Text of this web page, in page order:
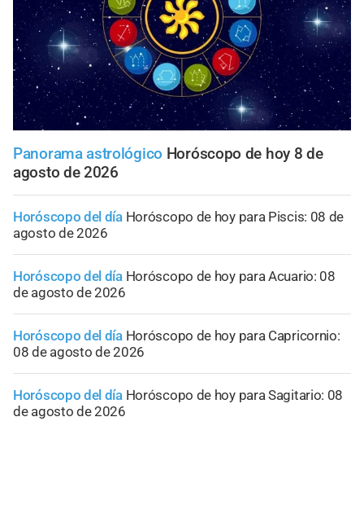
Panorama astrológico Horóscopo de hoy 8 de
agosto de 2026
Horóscopo del día Horóscopo de hoy para Piscis: 08 de
agosto de 2026
Horóscopo del día Horóscopo de hoy para Acuario: 08
de agosto de 2026
Horóscopo del día Horóscopo de hoy para Capricornio:
08 de agosto de 2026
Horóscopo del día Horóscopo de hoy para Sagitario: 08
de agosto de 2026